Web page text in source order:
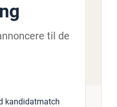
til de
kandidatmatch